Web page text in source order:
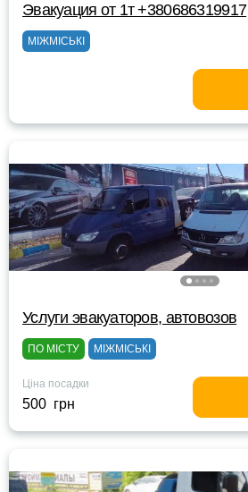
Эвакуация от 1т +380686319917
МІЖМІСЬКІ
Услуги эвакуаторов, автовозов
ПО МІСТУ МІЖМІСЬКІ
Ціна посадки
500 грн